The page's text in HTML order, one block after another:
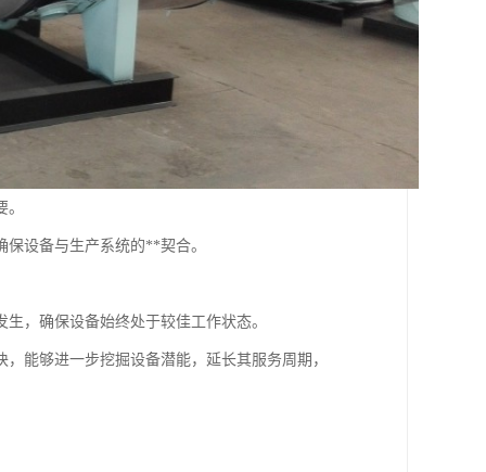
设备与生产系统的**契合。
，确保设备始终处于较佳工作状态。
能够进一步挖掘设备潜能，延长其服务周期，